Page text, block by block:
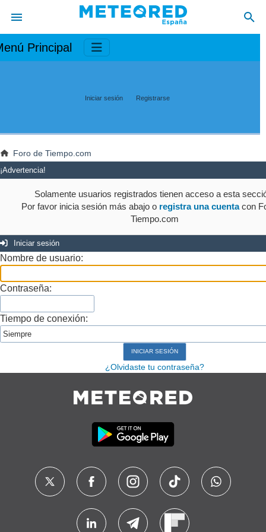
Principal
Iniciar sesión Registrarse
Foro de Tiempo.com
¡Advertencia!
Solamente usuarios registrados tienen acceso a esta
Por favor inicia sesión más abajo o registra una cuentacon
Tiempo.com
Iniciar sesión
Nombre de usuario:
Contraseña:
Tiempo de conexión:
¿Olvidaste tu contraseña?